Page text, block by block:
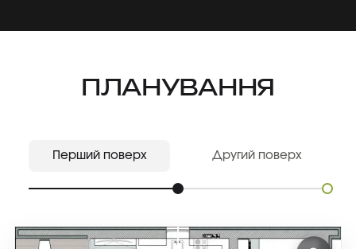
ПЛАНУВАННЯ
Перший поверх Другий поверх